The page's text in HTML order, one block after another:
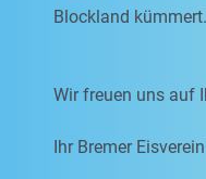
Blockland kümmert.
Wir freuen uns auf
Ihr Bremer Eisverein